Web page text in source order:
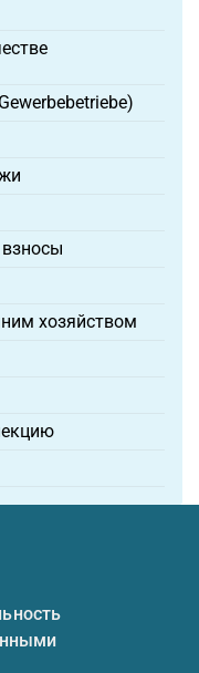
хозяйством